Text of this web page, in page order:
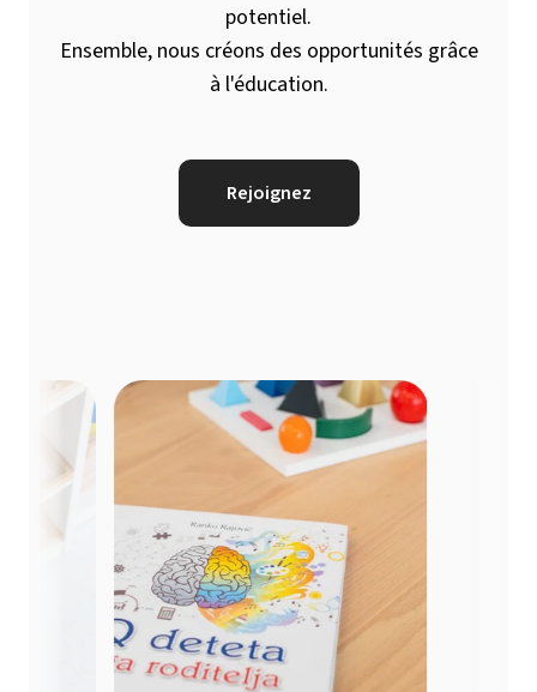
potentiel.
Ensemble, nous créons des opportunités grâce
à l'éducation.
Rejoignez